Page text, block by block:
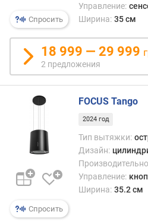
е
л
ь
н
о
с
ь
н
т
н
в
Спросить
Управление:
Ширина: 35 см
18 999 — 29 999
2 предложения
Спросить
FOCUS Tango
2024 год
Тип вытяжки:
Дизайн:
Управление:
Ширина: 35.2 см